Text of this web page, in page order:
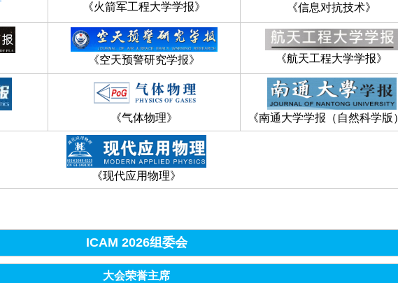
《火箭军工程大学学报》 《信息对抗技术》
《空天预警研究学报》 《航天工程大学学报》
《气体物理》 《南通大学学报（自然科学版
《现代应用物理》
ICAM 2026组委会
大会荣誉主席